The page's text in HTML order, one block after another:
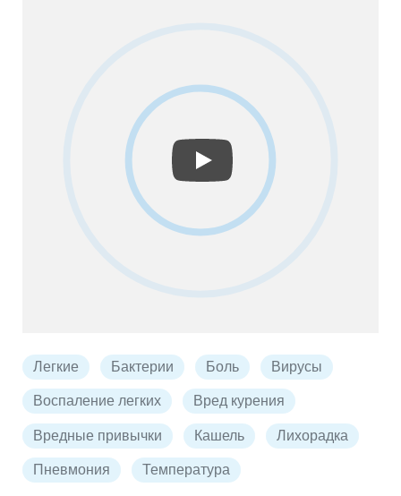
Легкие Бактерии Боль Вирусы
Воспаление легких Вред курения
Вредные привычки Кашель Лихорадка
Пневмония Температура